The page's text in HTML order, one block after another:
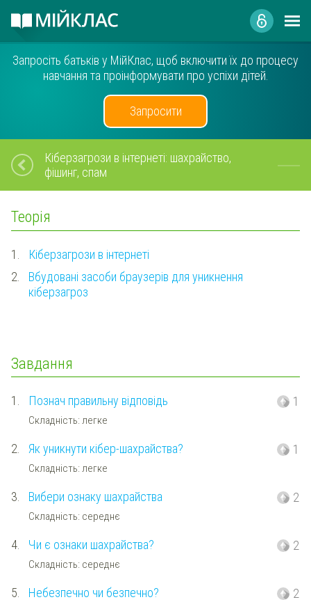
Запросіть батьків у МійКлас, щоб включити їх до процесу
навчання та проінформувати про успіхи дітей.
Запросити
Кіберзагрози в інтернеті: шахрайство,
фішинг, спам
Теорія
1.
Кіберзагрози в інтернеті
2.
Вбудовані засоби браузерів для уникнення
кіберзагроз
Завдання
1. Познач правильну відповідь
Складність: легке
1
2. Як уникнути кібер-шахрайства?
Складність: легке
1
3. Вибери ознаку шахрайства
Складність: середнє
2
4. Чи є ознаки шахрайства?
Складність: середнє
2
5. Небезпечно чи безпечно? 2